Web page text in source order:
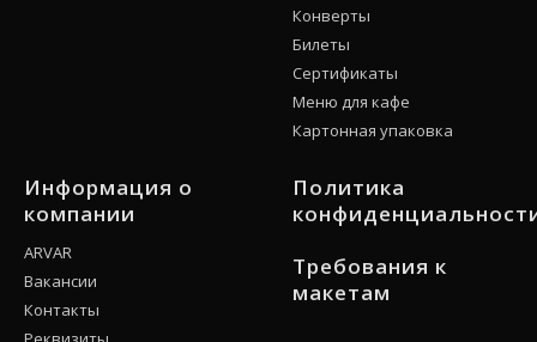
Конверты
Билеты
Сертификаты
Меню для кафе
Картонная упаковка
Информация о
компании
ARVAR
Вакансии
Контакты
Политика
Требования к
макетам